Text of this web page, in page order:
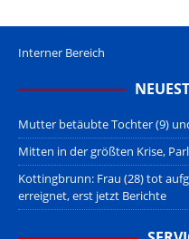
Interner Bereich
Mutter betäubte Tochter (9)
Mitten in der größten Krise,
Kottingbrunn: Frau (28) tot
erreignet, erst jetzt Berichte